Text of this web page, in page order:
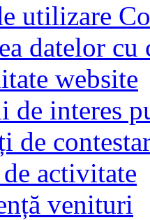
utilizare
datelor cu
website
de interes
de
activitate
venituri